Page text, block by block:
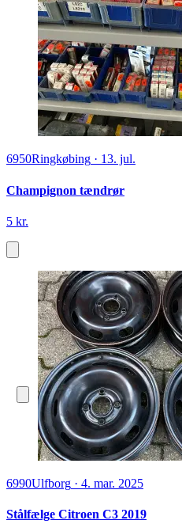
6950Ringkøbing · 13. jul.
Champignon tændrør
5 kr.
6990Ulfborg · 4. mar. 2025
Stålfælge Citroen C3 2019